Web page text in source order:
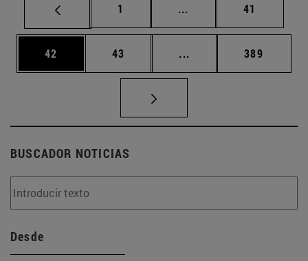
Página
1 ... Páginas intermedias
Página
41
Página
42 Página
43 ... Páginas intermedias
Página
389
BUSCADOR NOTICIAS
Desde